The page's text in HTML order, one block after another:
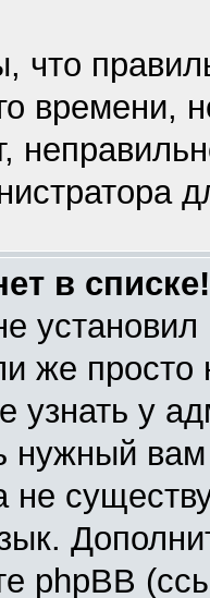
что
времени,
в списке!
же просто
узнать у
нужный
не
phpBB